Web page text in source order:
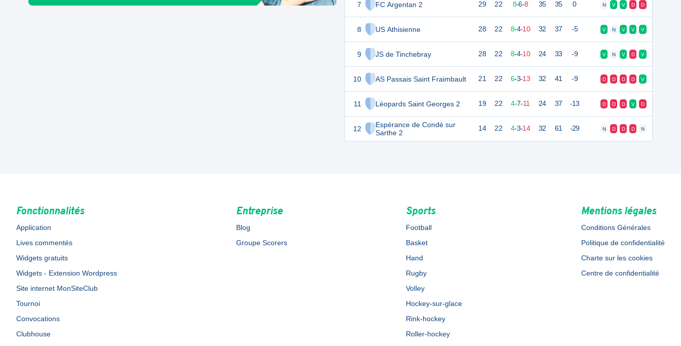
7 FC Argentan 2
8 US Athisienne
9 JS de Tinchebray
10 AS Passais Saint Fraimbault
11 Léopards Saint Georges 2
12
Espérance de Condé sur
Sarthe 2
29 22 8-6-8 35 35 0 N V V D D
28 22 8-4-10 32 37 -5 V N V V V
28 22 8-4-10 24 33 -9 V N V D V
21 22 6-3-13 32 41 -9 D D D D V
19 22 4-7-11 24 37 -13 D D D V D
14 22 4-3-14 32 61 -29 N D D D N
Fonctionnalités
Application
Lives commentés
Widgets gratuits
Widgets - Extension Wordpress
Site internet MonSiteClub
Tournoi
Convocations
Clubhouse
Entreprise
Blog
Groupe Scorers
Sports
Football
Basket
Hand
Rugby
Volley
Hockey-sur-glace
Rink-hockey
Roller-hockey
Mentions légales
Conditions Générales
Politique de confidentialité
Charte sur les cookies
Centre de confidentialité